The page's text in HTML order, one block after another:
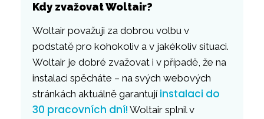
Kdy zvažovat Woltair?
Woltair považuji za dobrou volbu v
podstatě pro kohokoliv a v jakékoliv situaci.
Woltair je dobré zvažovat i v případě, že na
instalaci spěcháte – na svých webových
stránkách aktuálně garantují instalaci do
30 pracovních dní! Woltair splnil v